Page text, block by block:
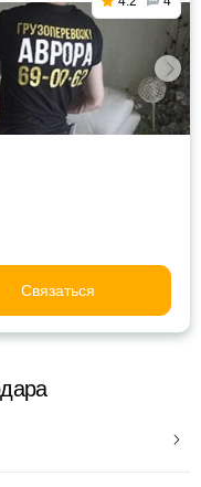
Связаться